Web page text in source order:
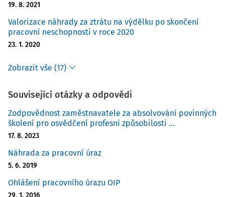
19. 8. 2021
Valorizace náhrady za ztrátu na výdělku po skončení
pracovní neschopnosti v roce 2020
23. 1. 2020
Zobrazit vše (17)
Související otázky a odpovědi
Zodpovědnost zaměstnavatele za absolvování povinných
školení pro osvědčení profesní způsobilosti ...
17. 8. 2023
Náhrada za pracovní úraz
5. 6. 2019
Ohlášení pracovního úrazu OIP
29. 1. 2016